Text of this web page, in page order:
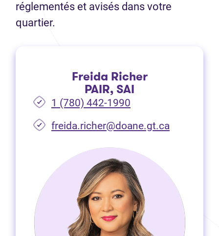
réglementés et avisés dans votre
quartier.
Freida Richer
PAIR, SAI
1 (780) 442-1990
freida.richer@doane.gt.ca